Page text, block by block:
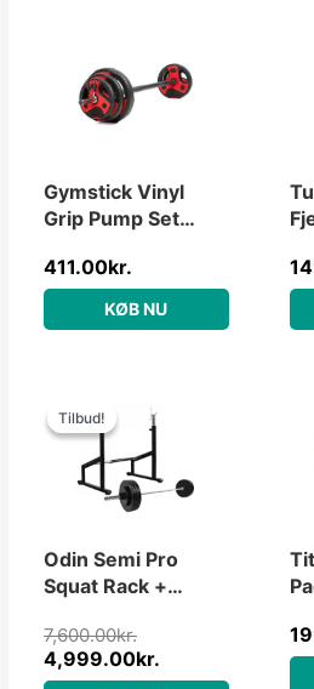
Gymstick Vinyl
Grip Pump Set
411.00kr.
KØB NU
Tilbud!
Tilbud!
Odin Semi Pro
Squat Rack +
Vægtstang
(100kg)
7,600.00kr.
oprindelige
var:
7,600.00kr..
4,999.00kr.
4,999.00kr..